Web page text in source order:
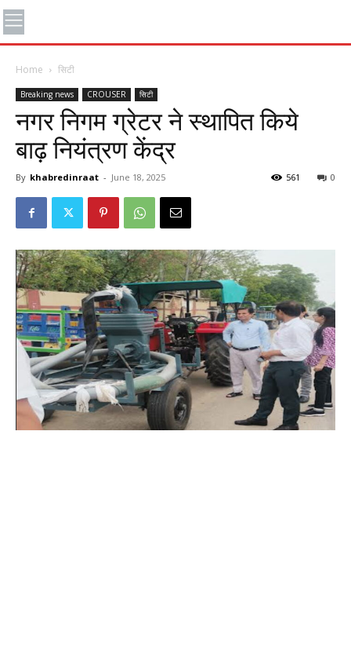
Home सिटी
Breaking news CROUSER सिटी
नगर निगम ग्रेटर ने स्थापित किये
बाढ़ नियंत्रण केंद्र
By khabredinraat - June 18, 2025 0
561